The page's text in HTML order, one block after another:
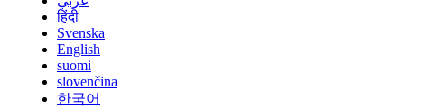
हिंदी
Svenska
English
suomi
slovenčina
한국어